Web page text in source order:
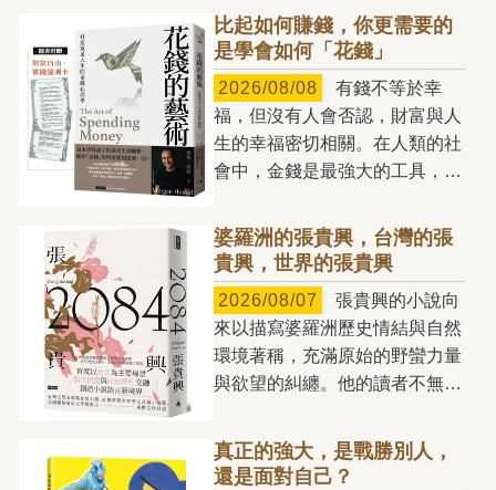
比起如何賺錢，你更需要的
是學會如何「花錢」
2026/08/08
福，但沒有人會否認，財富與人
生的幸福密切相關。在人類的社
會中，金錢是最強大的工具，也
你每天都將寸步難行。我們總是
拚命賺錢，卻往往不知道該如何
花錢。無止境地儲蓄，卻不敢把
錢用在真正能讓人生更美好的事
物上。我們混淆了欽佩與羨慕、
舒適與過度、效用與地位，一不
小心，就從財富的主人，變成了
錢」，將直接決定你的人生是否
幸福。有些人家財萬貫，卻一毛
婆羅洲的張貴興，台灣的張
貴興，世界的張貴興
2026/08/07
來以描寫婆羅洲歷史情結與自然
環境著稱，充滿原始的野蠻力量
與欲望的糾纏。他的讀者不無可
婆羅洲，與熱帶雨林血脈相連，
若是脫離婆羅洲的土壤，或許無
真正的強大，是戰勝別人，
還是面對自己？